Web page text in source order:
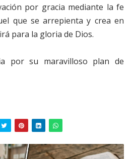
por gracia mediante la fe
que se arrepienta y crea en
para la gloria de Dios.
por su maravilloso plan de